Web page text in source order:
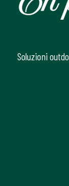
Soluzioni